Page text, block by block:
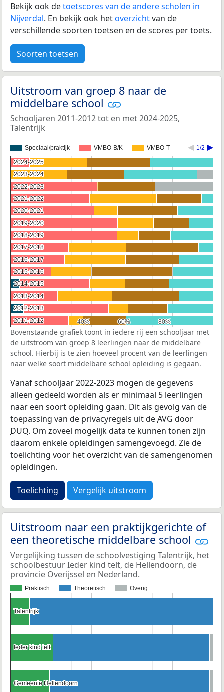
Bekijk ook detoetscores van de andere scholen in
Nijverdal. En bekijk ook hetoverzichtvan de
verschillende soorten toetsen en de scores per toets.
Soorten toetsen
Uitstroom van groep 8 naar de
middelbare school
Schooljaren 2011-2012 tot en met 2024-2025,
Talentrijk
Speciaal/praktijk VMBO-B/K VMBO-T 1/2
40%
40% 60%
60% 80%
80%
2024-2025
2024-2025
2023-2024
2023-2024
2022-2023
2022-2023
2021-2022
2021-2022
2020-2021
2020-2021
2019-2020
2019-2020
2018-2019
2018-2019
2017-2018
2017-2018
2016-2017
2016-2017
2015-2016
2015-2016
2014-2015
2014-2015
2013-2014
2013-2014
2012-2013
2012-2013
2011-2012
2011-2012
Bovenstaande grafiek toont in iedere rij een schooljaar met
de uitstroom van groep 8 leerlingen naar de middelbare
school. Hierbij is te zien hoeveel procent van de leerlingen
naar welke soort middelbare school opleiding is gegaan.
Vanaf schooljaar 2022-2023 mogen de gegevens
alleen gedeeld worden als er minimaal 5 leerlingen
naar een soort opleiding gaan. Dit als gevolg van de
toepassing van de privacyregels uit deAVG door
DUO. Om zoveel mogelijk data te kunnen tonen zijn
daarom enkele opleidingen samengevoegd. Zie de
toelichting voor het overzicht van de samengenomen
opleidingen.
Toelichting Vergelijk uitstroom
Uitstroom naar een praktijkgerichte of
een theoretische middelbare school
Vergelijking tussen de schoolvestiging Talentrijk, het
schoolbestuur Ieder kind telt, de Hellendoorn, de
provincie Overijssel en Nederland.
Praktisch Theoretisch Overig
Talentrijk
Talentrijk
Ieder kind telt
Ieder kind telt
Gemeente Hellendoorn
Gemeente Hellendoorn